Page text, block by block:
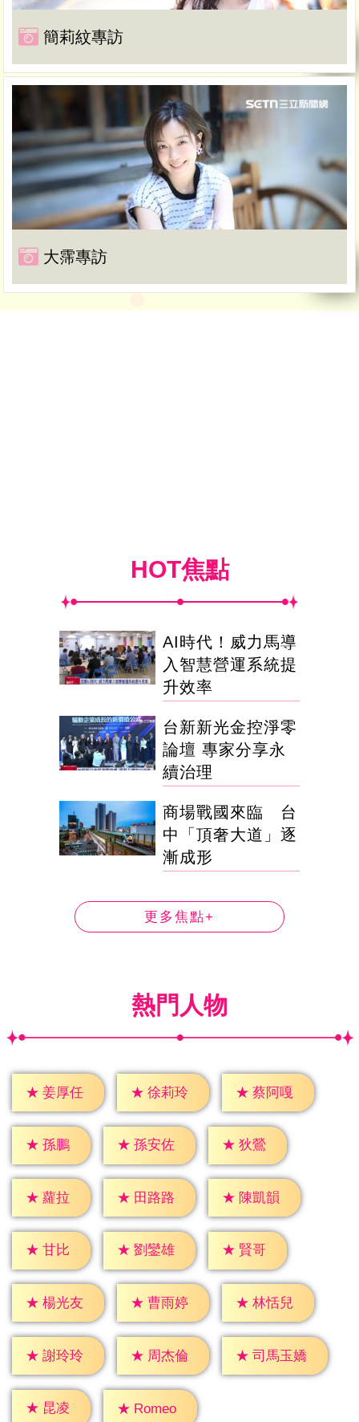
簡莉紋專訪
大霈專訪
HOT焦點
AI時代！威力馬導
入智慧營運系統提
升效率
台新新光金控淨零
論壇 專家分享永
續治理
商場戰國來臨 台
中「頂奢大道」逐
漸成形
更多焦點+
熱門人物
★ 姜厚任 ★ 徐莉玲 ★ 蔡阿嘎
★ 孫鵬 ★ 孫安佐 ★ 狄鶯
★ 蘿拉 ★ 田路路 ★ 陳凱韻
★ 甘比 ★ 劉鑾雄 ★ 賢哥
★ 楊光友 ★ 曹雨婷 ★ 林恬兒
★ 謝玲玲 ★ 周杰倫 ★ 司馬玉嬌
★ 昆凌 ★ Romeo